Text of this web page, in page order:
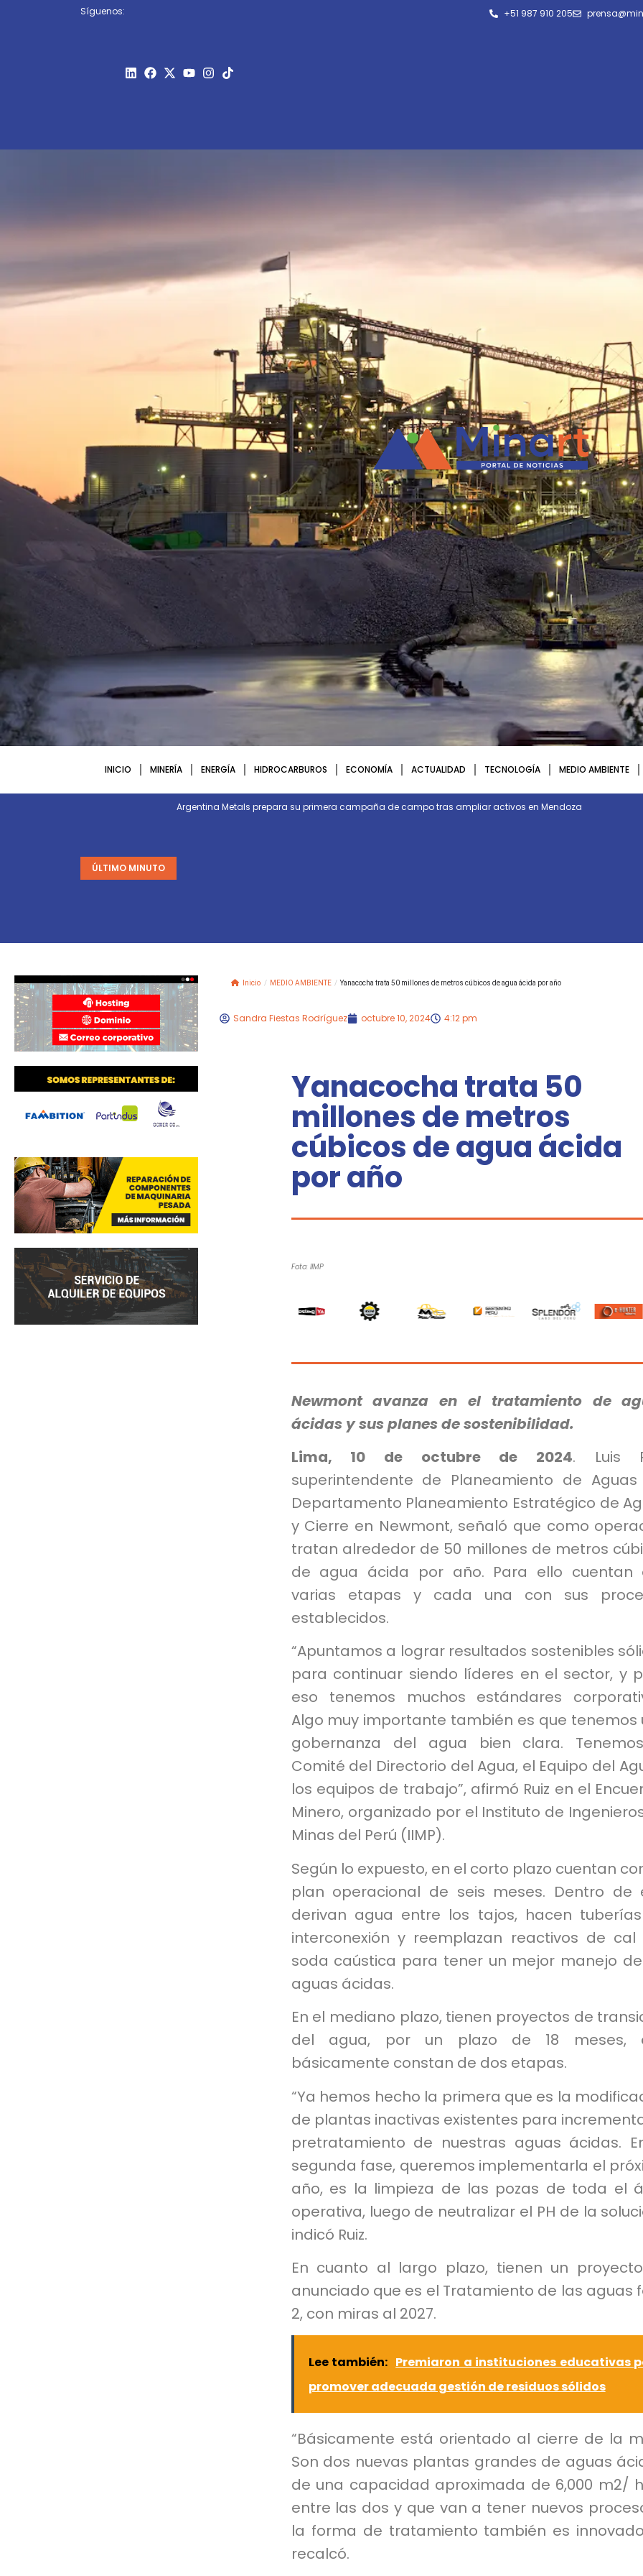
Síguenos: +51 987 910 205
INICIO MINERÍA ENERGÍA HIDROCARBUROS ECONOMÍA ACTUALIDAD TECNOLOGÍA MEDIO AMBIENTE
ÚLTIMO MINUTO
Argentina Metals prepara su primera campaña de campo tras ampliar activos en Mendoza
Inicio / MEDIO AMBIENTE / Yanacocha trata 50 millones de metros cúbicos de agua ácida por año
Sandra Fiestas Rodríguez octubre 10, 2024 4:12 pm
Yanacocha trata 50
millones de metros
cúbicos de agua ácida
por año
Foto: IIMP
Newmont avanza en el tratamiento de
ácidas y sus planes de sostenibilidad.
Lima, 10 de octubre de 2024. Luis
superintendente de Planeamiento de
Departamento Planeamiento Estratégico de
y Cierre en Newmont, señaló que como
tratan alrededor de 50 millones de metros
de agua ácida por año. Para ello cuentan
varias etapas y cada una con sus
establecidos.
“Apuntamos a lograr resultados sostenibles
para continuar siendo líderes en el sector, y
eso tenemos muchos estándares
Algo muy importante también es que tenemos
gobernanza del agua bien clara.
Comité del Directorio del Agua, el Equipo del
los equipos de trabajo”, afirmó Ruiz en el
Minero, organizado por el Instituto de
Minas del Perú (IIMP).
Según lo expuesto, en el corto plazo cuentan
plan operacional de seis meses. Dentro de
derivan agua entre los tajos, hacen
interconexión y reemplazan reactivos de cal
soda caústica para tener un mejor manejo
aguas ácidas.
En el mediano plazo, tienen proyectos de
del agua, por un plazo de 18 meses,
básicamente constan de dos etapas.
“Ya hemos hecho la primera que es la
de plantas inactivas existentes para
pretratamiento de nuestras aguas ácidas.
segunda fase, queremos implementarla el
año, es la limpieza de las pozas de toda el
operativa, luego de neutralizar el PH de la
indicó Ruiz.
En cuanto al largo plazo, tienen un
anunciado que es el Tratamiento de las aguas
2, con miras al 2027.
Lee también: Premiaron a instituciones educativas
promover adecuada gestión de residuos sólidos
“Básicamente está orientado al cierre de la
Son dos nuevas plantas grandes de aguas
de una capacidad aproximada de 6,000 m2/
entre las dos y que van a tener nuevos
la forma de tratamiento también es
recalcó.